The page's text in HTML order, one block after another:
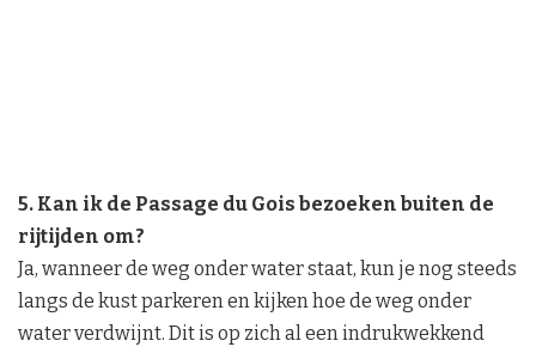
5. Kan ik de Passage du Gois bezoeken buiten de
rijtijden om?
Ja, wanneer de weg onder water staat, kun je nog steeds
langs de kust parkeren en kijken hoe de weg onder
water verdwijnt. Dit is op zich al een indrukwekkend